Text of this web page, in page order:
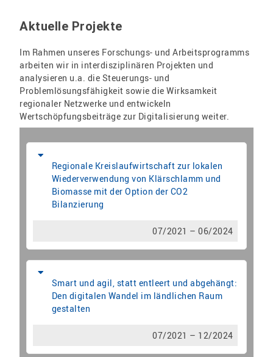
Aktuelle Projekte
Im Rahmen unseres Forschungs- und Arbeitsprogramms
arbeiten wir in interdisziplinären Projekten und
analysieren u.a. die Steuerungs- und
Problemlösungsfähigkeit sowie die Wirksamkeit
regionaler Netzwerke und entwickeln
Wertschöpfungsbeiträge zur Digitalisierung weiter.
Regionale Kreislaufwirtschaft zur lokalen
Wiederverwendung von Klärschlamm und
Biomasse mit der Option der CO2
Bilanzierung
07/2021 – 06/2024
Smart und agil, statt entleert und abgehängt:
Den digitalen Wandel im ländlichen Raum
gestalten
07/2021 – 12/2024